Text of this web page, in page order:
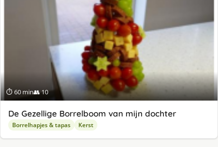
⏱ 60 min👥 10
De Gezellige Borrelboom van mijn dochter
Borrelhapjes & tapas Kerst